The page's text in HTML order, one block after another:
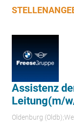
Assistenz
Leitung(m/
Oldenburg